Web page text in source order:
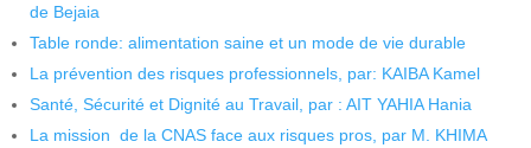
de Bejaia
Table ronde: alimentation saine et un mode de vie durable
La prévention des risques professionnels, par: KAIBA Kamel
Santé, Sécurité et Dignité au Travail, par : AIT YAHIA Hania
La mission de la CNAS face aux risques pros, par M. KHIMA